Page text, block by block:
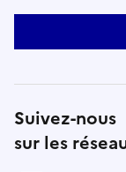
Suivez-nous
sur les